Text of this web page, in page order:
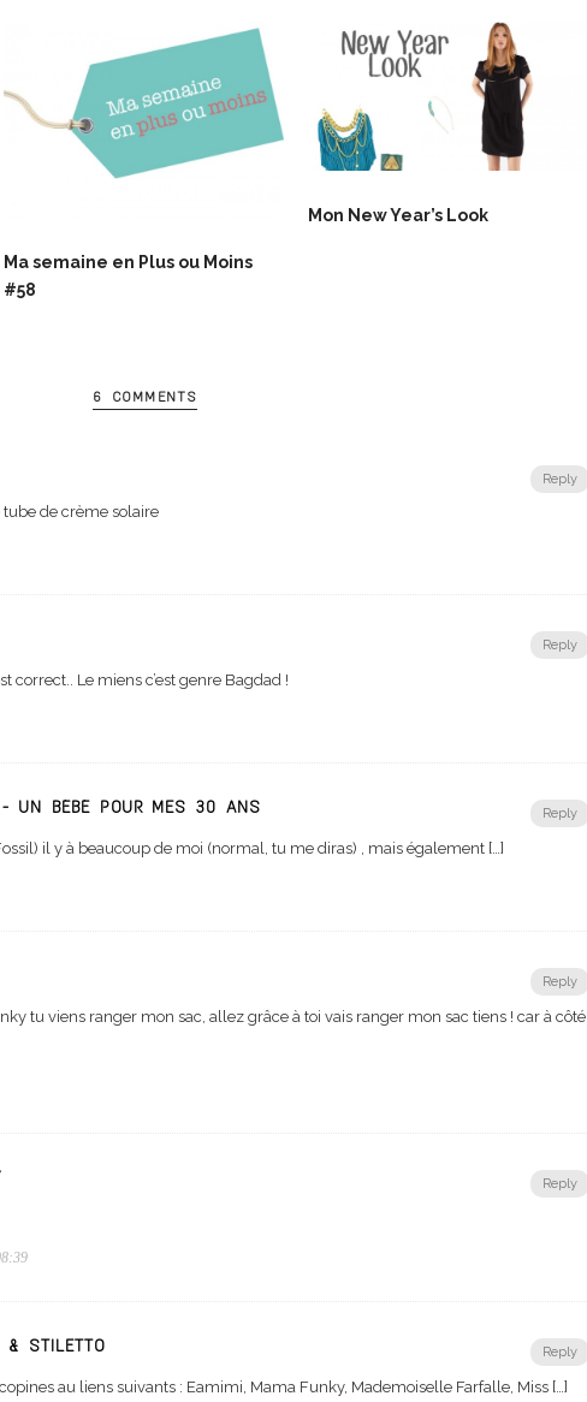
Ma semaine en Plus ou Moins
#58
Mon New Year’s Look
6 COMMENTS
Reply
tube de crème solaire
Reply
correct.. Le miens c’est genre Bagdad !
Reply
UN BÉBÉ POUR MES 30 ANS
il y à beaucoup de moi (normal, tu me diras) , mais également […]
Reply
tu viens ranger mon sac, allez grâce à toi vais ranger mon sac tiens ! car à côté
Reply
Reply
STILETTO
au liens suivants : Eamimi, Mama Funky, Mademoiselle Farfalle, Miss […]